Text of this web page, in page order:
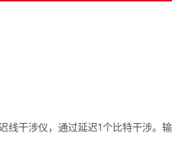
干涉仪，通过延迟1个比特干涉。输